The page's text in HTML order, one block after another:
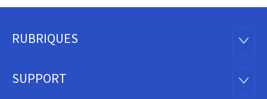
Pied
page
RUBRIQUES
SUPPORT